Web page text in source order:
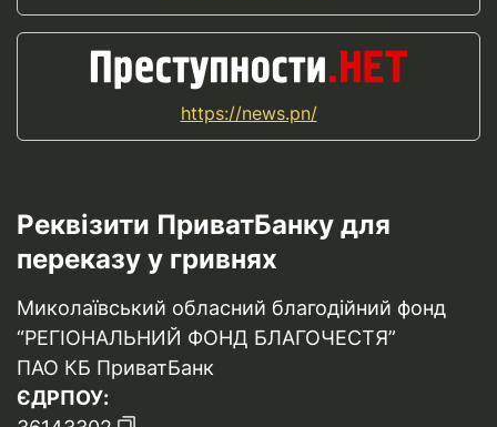
https://news.pn/
Реквізити ПриватБанку для
переказу у гривнях
Миколаївський обласний благодійний фонд
“РЕГІОНАЛЬНИЙ ФОНД БЛАГОЧЕСТЯ”
ПАО КБ ПриватБанк
ЄДРПОУ: